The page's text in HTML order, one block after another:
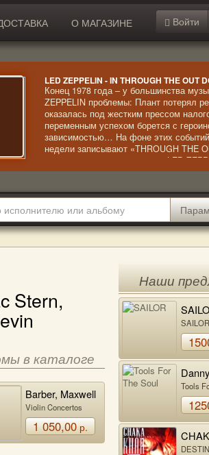
О МАГАЗИНЕ Войти
LED ZEPPELIN - IN THROUGH THE OUT
Конец 1978 года – у большинства
ZEPPELIN проблемы: Плант потерял
оказалась под жестким прессом
переменным успехом борется с
зависимостью… На фоне этих
недели записывают «THROUGH THE
альбом, благодаря которому LED
собственный рекорд , выйдя на
запись с Джоном Бонэмом, погибшим
Stern,
в каталоге
Barber, Maxwell
Davies, Isaac
Stern, Leonard
Bernstein,
André Previn
Violin Concertos
1 050,00р.
Наши
SAILOR
Tools